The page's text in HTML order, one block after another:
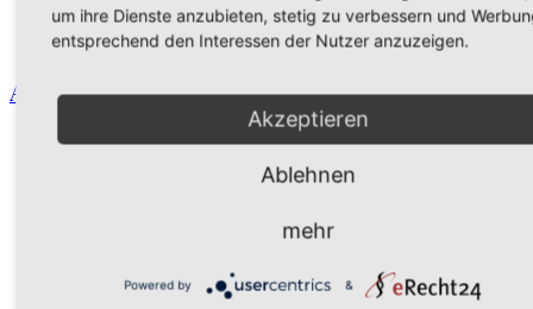
Die Unterlage als Grundlage der
Qualitätssicherung
Angebot - Sortiment - Verkauf - Shop
Verkaufssortiment Keltertrauben & Tafeltrauben
Sortiment Keltertraubensorten
um ihre Dienste anzubieten, stetig zu verbessern und
entsprechend den Interessen der Nutzer anzuzeigen.
Akzeptieren
Ablehnen
mehr
Powered by &